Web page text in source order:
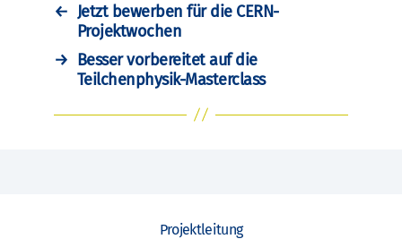
← Jetzt bewerben für die CERN-
Projektwochen
→ Besser vorbereitet auf die
Teilchenphysik-Masterclass
Projektleitung